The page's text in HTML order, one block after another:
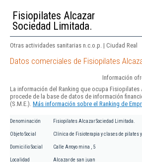
Fisiopilates Alcazar
Sociedad Limitada.
Otras actividades sanitarias n.c.o.p. | Ciudad Real
Datos comerciales de Fisiopilates
Información
La información del Ranking que ocupa Fisiopilates
procede de la base de datos de información
(S.M.E.). Más información sobre el Ranking de
Denominación Fisiopilates Alcazar Sociedad Limitada.
Objeto Social Clínica de Fisioterapia y clases de pilates
Domicilio Social Calle Arroyo mina , 5
Localidad Alcazar de san juan